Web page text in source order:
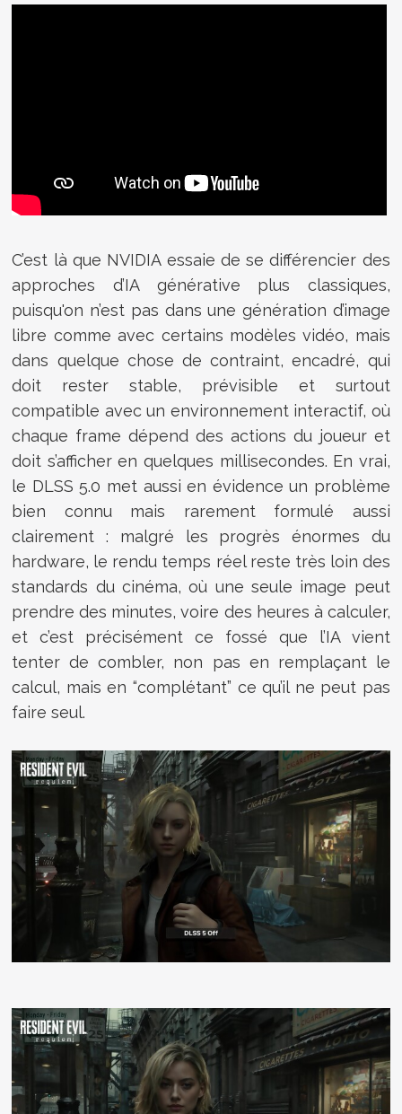
C’est là que NVIDIA essaie de se différencier des
approches d’IA générative plus classiques,
puisqu'on n’est pas dans une génération d’image
libre comme avec certains modèles vidéo, mais
dans quelque chose de contraint, encadré, qui
doit rester stable, prévisible et surtout
compatible avec un environnement interactif, où
chaque frame dépend des actions du joueur et
doit s’afficher en quelques millisecondes. En vrai,
le DLSS 5.0 met aussi en évidence un problème
bien connu mais rarement formulé aussi
clairement : malgré les progrès énormes du
hardware, le rendu temps réel reste très loin des
standards du cinéma, où une seule image peut
prendre des minutes, voire des heures à calculer,
et c’est précisément ce fossé que l’IA vient
tenter de combler, non pas en remplaçant le
calcul, mais en “complétant” ce qu’il ne peut pas
faire seul.